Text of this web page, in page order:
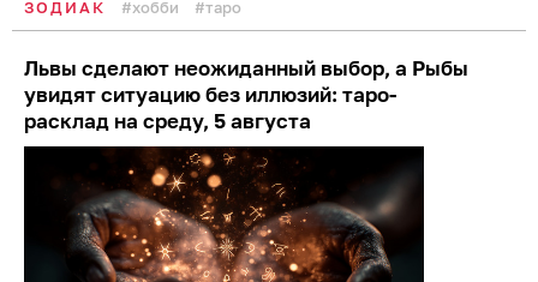
ЗОДИАК хобби таро
Львы сделают неожиданный выбор, а Рыбы
увидят ситуацию без иллюзий: таро-
расклад на среду, 5 августа